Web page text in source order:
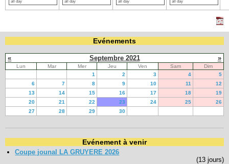
all day all day all day all day
Evénements
« Septembre 2021 »
Lun Mar Mer Jeu Ven Sam
Dim
1
2 3 4
5
6
7 8 9 10 11
12
13
14 15 16 17 18
19
20
21 22 23 24 25
26
27
28 29 30
Evénement à venir
Coupe jounal LA GRUYERE 2026
(13 jours)